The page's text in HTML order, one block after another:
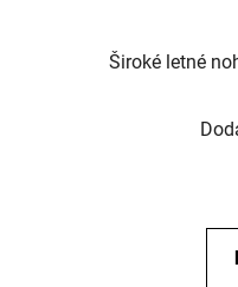
Široké letné